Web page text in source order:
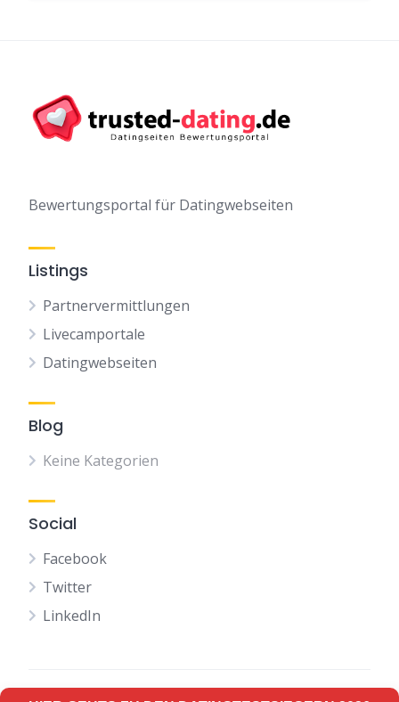
Bewertungsportal für Datingwebseiten
Listings
Partnervermittlungen
Livecamportale
Datingwebseiten
Blog
Keine Kategorien
Social
Facebook
Twitter
LinkedIn